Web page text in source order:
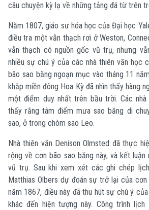
câu chuyện kỳ lạ về những tảng đá từ trên
Năm 1807, giáo sư hóa học của Đại học
điều tra một vẫn thạch rơi ở Weston,
vẫn thạch có nguồn gốc vũ trụ, nhưng
nhiều sự chú ý của các nhà thiên văn học
bão sao băng ngoạn mục vào tháng 11
khắp miền đông Hoa Kỳ đã nhìn thấy hàng
một điểm duy nhất trên bầu trời. Các
thấy rằng tâm điểm mưa sao băng di
sao, ở trong chòm sao Leo.
Nhà thiên văn Denison Olmsted đã thực
rộng về cơn bão sao băng này, và kết
vũ trụ. Sau khi xem xét các ghi chép
Matthias Olbers dự đoán sự trở lại của cơn
năm 1867, điều này đã thu hút sự chú ý
khác đến hiện tượng này. Công trình